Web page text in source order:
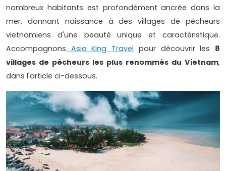
nombreux habitants est profondément ancrée dans la
mer, donnant naissance à des villages de pêcheurs
vietnamiens d'une beauté unique et caractéristique.
Accompagnons Asia King Travel pour découvrir les 8
villages de pêcheurs les plus renommés du Vietnam,
dans l'article ci-dessous.